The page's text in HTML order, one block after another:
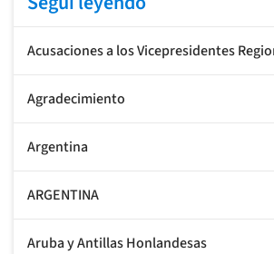
Acusaciones a los Vicepresidentes
Agradecimiento
Argentina
ARGENTINA
Aruba y Antillas Honlandesas